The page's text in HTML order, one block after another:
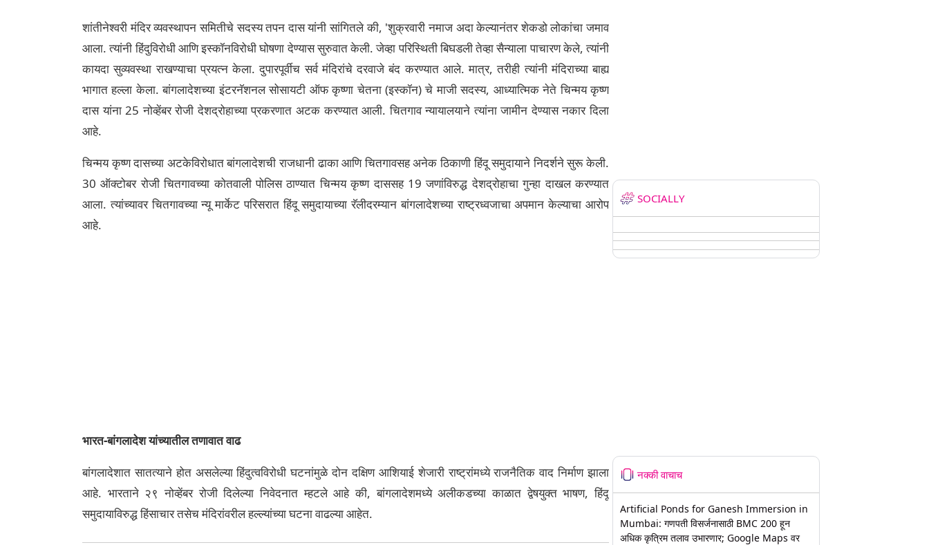
शांतीनेश्वरी मंदिर व्यवस्थापन समितीचे सदस्य तपन दास यांनी सांगितले की, 'शुक्रवारी नमाज अदा केल्यानंतर शेकडो लोकांचा जमाव
आला. त्यांनी हिंदुविरोधी आणि इस्कॉनविरोधी घोषणा देण्यास सुरुवात केली. जेव्हा परिस्थिती बिघडली तेव्हा सैन्याला पाचारण केले, त्यांनी
कायदा सुव्यवस्था राखण्याचा प्रयत्न केला. दुपारपूर्वीच सर्व मंदिरांचे दरवाजे बंद करण्यात आले. मात्र, तरीही त्यांनी मंदिराच्या बाह्य
भागात हल्ला केला. बांगलादेशच्या इंटरनॅशनल सोसायटी ऑफ कृष्णा चेतना (इस्कॉन) चे माजी सदस्य, आध्यात्मिक नेते चिन्मय कृष्ण
दास यांना 25 नोव्हेंबर रोजी देशद्रोहाच्या प्रकरणात अटक करण्यात आली. चितगाव न्यायालयाने त्यांना जामीन देण्यास नकार दिला
आहे.
चिन्मय कृष्ण दासच्या अटकेविरोधात बांगलादेशची राजधानी ढाका आणि चितगावसह अनेक ठिकाणी हिंदू समुदायाने निदर्शने सुरू केली.
30 ऑक्टोबर रोजी चितगावच्या कोतवाली पोलिस ठाण्यात चिन्मय कृष्ण दाससह 19 जणांविरुद्ध देशद्रोहाचा गुन्हा दाखल करण्यात
आला. त्यांच्यावर चितगावच्या न्यू मार्केट परिसरात हिंदू समुदायाच्या रॅलीदरम्यान बांगलादेशच्या राष्ट्रध्वजाचा अपमान केल्याचा आरोप
आहे.
भारत-बांगलादेश यांच्यातील तणावात वाढ
बांगलादेशात सातत्याने होत असलेल्या हिंदुत्वविरोधी घटनांमुळे दोन दक्षिण आशियाई शेजारी राष्ट्रांमध्ये राजनैतिक वाद निर्माण झाला
आहे. भारताने २९ नोव्हेंबर रोजी दिलेल्या निवेदनात म्हटले आहे की, बांगलादेशमध्ये अलीकडच्या काळात द्वेषयुक्त भाषण, हिंदू
समुदायाविरुद्ध हिंसाचार तसेच मंदिरांवरील हल्ल्यांच्या घटना वाढल्या आहेत.
SOCIALLY
नक्की वाचाच
Artificial Ponds for Ganesh Immersion in
Mumbai: गणपती विसर्जनासाठी BMC 200 हून
अधिक कृत्रिम तलाव उभारणार; Google Maps वर